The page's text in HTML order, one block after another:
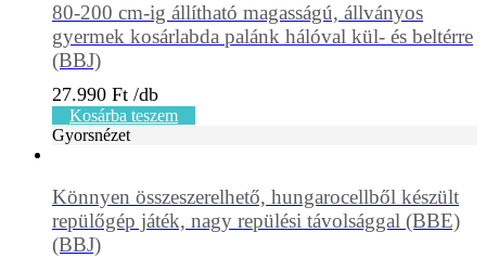
80-200 cm-ig állítható magasságú, állványos
gyermek kosárlabda palánk hálóval kül- és beltérre
(BBJ)
27.990 Ft
Kosárba teszem
Gyorsnézet
Könnyen összeszerelhető, hungarocellből készült
repülőgép játék, nagy repülési távolsággal (BBE)
(BBJ)